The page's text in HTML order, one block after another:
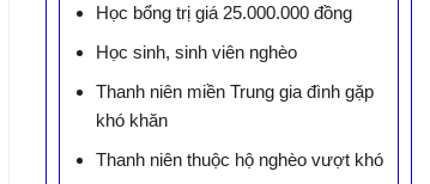
Học bổng trị giá 25.000.000 đồng
Học sinh, sinh viên nghèo
Thanh niên miền Trung gia đình gặp
khó khăn
Thanh niên thuộc hộ nghèo vượt khó